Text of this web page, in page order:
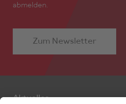
abmelden.
Zum Newsletter
Aktuelles